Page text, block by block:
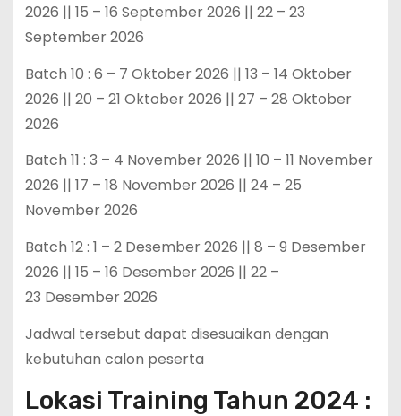
2026 || 15 – 16 September 2026 || 22 – 23
September 2026
Batch 10 : 6 – 7 Oktober 2026 || 13 – 14 Oktober
2026 || 20 – 21 Oktober 2026 || 27 – 28 Oktober
2026
Batch 11 : 3 – 4 November 2026 || 10 – 11 November
2026 || 17 – 18 November 2026 || 24 – 25
November 2026
Batch 12 : 1 – 2 Desember 2026 || 8 – 9 Desember
2026 || 15 – 16 Desember 2026 || 22 –
23 Desember 2026
Jadwal tersebut dapat disesuaikan dengan
kebutuhan calon peserta
Lokasi Training Tahun 2024 :